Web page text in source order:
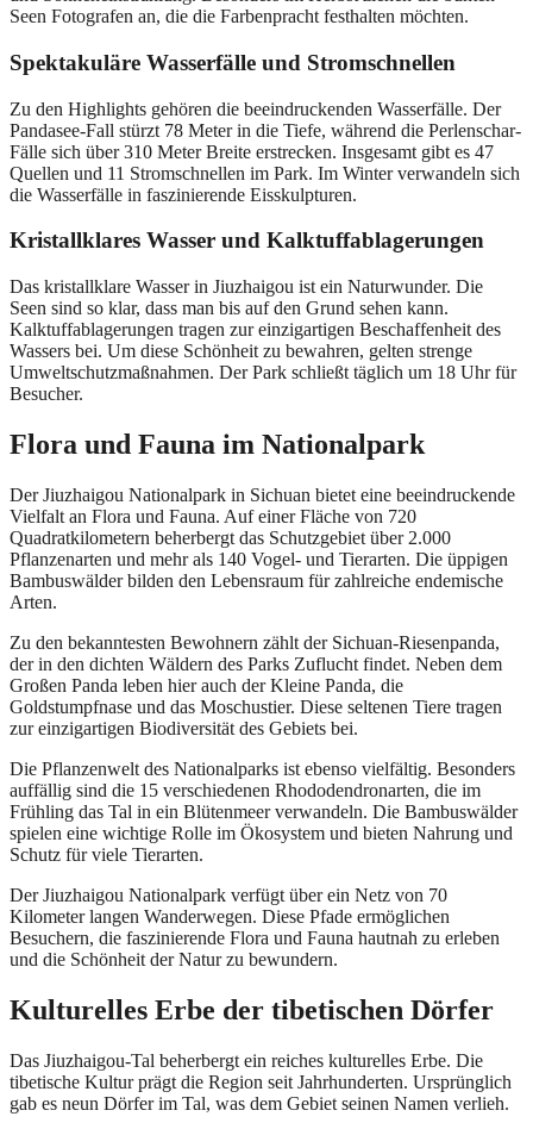
Seen Fotografen an, die die Farbenpracht festhalten möchten.
Spektakuläre Wasserfälle und Stromschnellen
Zu den Highlights gehören die beeindruckenden Wasserfälle. Der
Pandasee-Fall stürzt 78 Meter in die Tiefe, während die Perlenschar-
Fälle sich über 310 Meter Breite erstrecken. Insgesamt gibt es 47
Quellen und 11 Stromschnellen im Park. Im Winter verwandeln sich
die Wasserfälle in faszinierende Eisskulpturen.
Kristallklares Wasser und Kalktuffablagerungen
Das kristallklare Wasser in Jiuzhaigou ist ein Naturwunder. Die
Seen sind so klar, dass man bis auf den Grund sehen kann.
Kalktuffablagerungen tragen zur einzigartigen Beschaffenheit des
Wassers bei. Um diese Schönheit zu bewahren, gelten strenge
Umweltschutzmaßnahmen. Der Park schließt täglich um 18 Uhr für
Besucher.
Flora und Fauna im Nationalpark
Der Jiuzhaigou Nationalpark in Sichuan bietet eine beeindruckende
Vielfalt an Flora und Fauna. Auf einer Fläche von 720
Quadratkilometern beherbergt das Schutzgebiet über 2.000
Pflanzenarten und mehr als 140 Vogel- und Tierarten. Die üppigen
Bambuswälder bilden den Lebensraum für zahlreiche endemische
Arten.
Zu den bekanntesten Bewohnern zählt der Sichuan-Riesenpanda,
der in den dichten Wäldern des Parks Zuflucht findet. Neben dem
Großen Panda leben hier auch der Kleine Panda, die
Goldstumpfnase und das Moschustier. Diese seltenen Tiere tragen
zur einzigartigen Biodiversität des Gebiets bei.
Die Pflanzenwelt des Nationalparks ist ebenso vielfältig. Besonders
auffällig sind die 15 verschiedenen Rhododendronarten, die im
Frühling das Tal in ein Blütenmeer verwandeln. Die Bambuswälder
spielen eine wichtige Rolle im Ökosystem und bieten Nahrung und
Schutz für viele Tierarten.
Der Jiuzhaigou Nationalpark verfügt über ein Netz von 70
Kilometer langen Wanderwegen. Diese Pfade ermöglichen
Besuchern, die faszinierende Flora und Fauna hautnah zu erleben
und die Schönheit der Natur zu bewundern.
Kulturelles Erbe der tibetischen Dörfer
Das Jiuzhaigou-Tal beherbergt ein reiches kulturelles Erbe. Die
tibetische Kultur prägt die Region seit Jahrhunderten. Ursprünglich
gab es neun Dörfer im Tal, was dem Gebiet seinen Namen verlieh.